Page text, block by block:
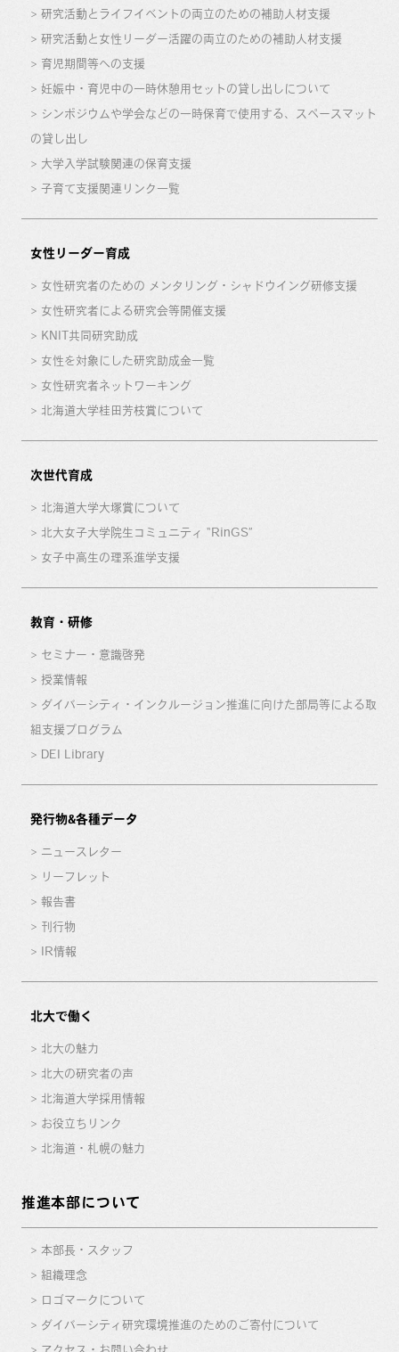
研究活動とライフイベントの両立のための補助人材支援
研究活動と女性リーダー活躍の両立のための補助人材支援
育児期間等への支援
妊娠中・育児中の一時休憩用セットの貸し出しについて
シンポジウムや学会などの一時保育で使用する、スペースマット
の貸し出し
大学入学試験関連の保育支援
子育て支援関連リンク一覧
女性リーダー育成
女性研究者のための メンタリング・シャドウイング研修支援
女性研究者による研究会等開催支援
KNIT共同研究助成
女性を対象にした研究助成金一覧
女性研究者ネットワーキング
北海道大学桂田芳枝賞について
次世代育成
北海道大学大塚賞について
北大女子大学院生コミュニティ “RinGS”
女子中高生の理系進学支援
教育・研修
セミナー・意識啓発
授業情報
ダイバーシティ・インクルージョン推進に向けた部局等による取
組支援プログラム
DEI Library
発行物&各種データ
ニュースレター
リーフレット
報告書
刊行物
IR情報
北大で働く
北大の魅力
北大の研究者の声
北海道大学採用情報
お役立ちリンク
北海道・札幌の魅力
推進本部について
本部長・スタッフ
組織理念
ロゴマークについて
ダイバーシティ研究環境推進のためのご寄付について